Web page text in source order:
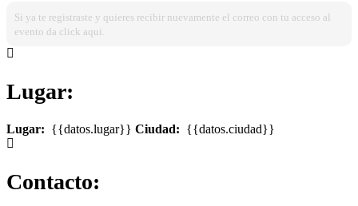
Si ya te registraste y quieres recibir nuevamente el correo con tu acceso al
evento da click aqui.
Lugar:
Lugar: {{datos.lugar}} Ciudad: {{datos.ciudad}}
Contacto: